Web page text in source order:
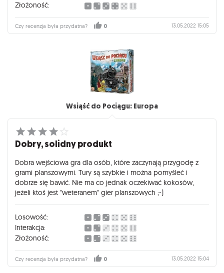
Złożoność:
Czy recenzja była przydatna? 0 13.05.2022 15:05
Wsiąść do Pociągu: Europa
Dobry, solidny produkt
Dobra wejściowa gra dla osób, które zaczynają przygodę z
grami planszowymi. Tury są szybkie i można pomyśleć i
dobrze się bawić. Nie ma co jednak oczekiwać kokosów,
jeżeli ktoś jest "weteranem" gier planszowych ;-)
Losowość:
Interakcja:
Złożoność:
Czy recenzja była przydatna? 0 13.05.2022 15:04